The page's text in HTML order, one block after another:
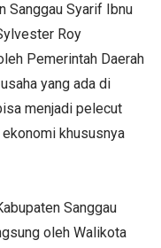
Sanggau Syarif Ibnu
Roy
Pemerintah Daerah
yang ada di
menjadi pelecut
khususnya
Sanggau
oleh Walikota